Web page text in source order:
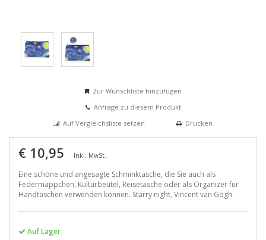
Zur Wunschliste hinzufügen
Anfrage zu diesem Produkt
Auf Vergleichsliste setzen
Drucken
€ 10,95 Inkl. MwSt.
Eine schöne und angesagte Schminktasche, die Sie auch als
Federmäppchen, Kulturbeutel, Reisetasche oder als Organizer für
Handtaschen verwenden können. Starry night, Vincent van Gogh.
Auf Lager